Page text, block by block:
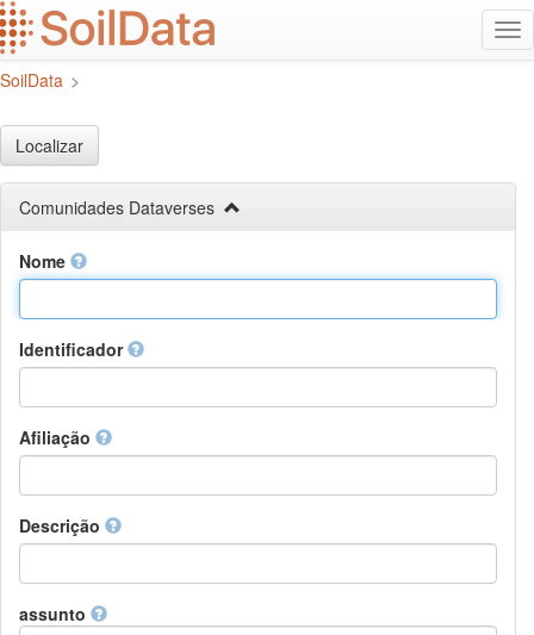
Ir
para
o
conteúdo
SoilData >
Localizar
Comunidades Dataverses
Nome
Identificador
Afiliação
Descrição
assunto